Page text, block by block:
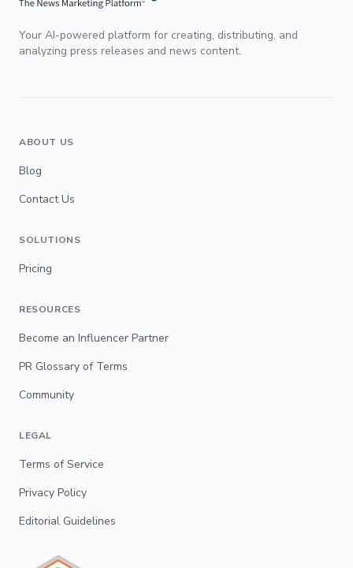
Your AI-powered platform for creating, distributing, and
analyzing press releases and news content.
ABOUT US
Blog
Contact Us
SOLUTIONS
Pricing
RESOURCES
Become an Influencer Partner
PR Glossary of Terms
Community
LEGAL
Terms of Service
Privacy Policy
Editorial Guidelines